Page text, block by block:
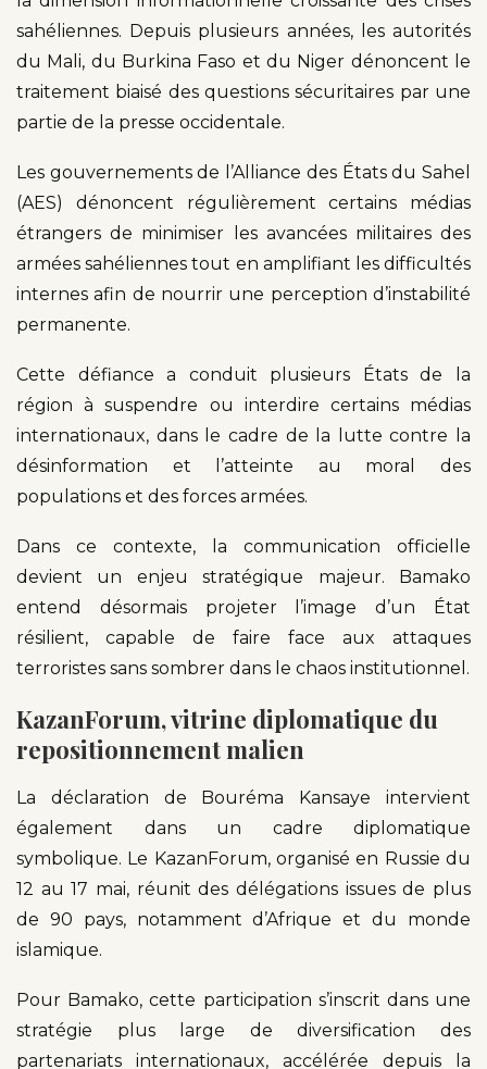
sahéliennes. Depuis plusieurs années, les autorités
du Mali, du Burkina Faso et du Niger dénoncent le
traitement biaisé des questions sécuritaires par une
partie de la presse occidentale.
Les gouvernements de l’Alliance des États du Sahel
(AES) dénoncent régulièrement certains médias
étrangers de minimiser les avancées militaires des
armées sahéliennes tout en amplifiant les difficultés
internes afin de nourrir une perception d’instabilité
permanente.
Cette défiance a conduit plusieurs États de la
région à suspendre ou interdire certains médias
internationaux, dans le cadre de la lutte contre la
désinformation et l’atteinte au moral des
populations et des forces armées.
Dans ce contexte, la communication officielle
devient un enjeu stratégique majeur. Bamako
entend désormais projeter l’image d’un État
résilient, capable de faire face aux attaques
terroristes sans sombrer dans le chaos institutionnel.
KazanForum, vitrine diplomatique du
repositionnement malien
La déclaration de Bouréma Kansaye intervient
également dans un cadre diplomatique
symbolique. Le KazanForum, organisé en Russie du
12 au 17 mai, réunit des délégations issues de plus
de 90 pays, notamment d’Afrique et du monde
islamique.
Pour Bamako, cette participation s’inscrit dans une
stratégie plus large de diversification des
partenariats internationaux, accélérée depuis la